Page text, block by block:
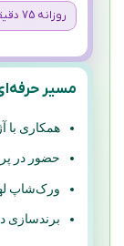
روزانه 75 دقیقه تمرین + 1 روز بازبینی
مسیر حرفه‌ای
همکاری با
حضور در
ورک‌شاپ
برندسازی